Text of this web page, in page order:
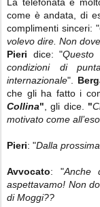
come è andata, di
complimenti sinceri: "
volevo dire. Non
Pieri dice: "Questo
condizioni di
internazionale".
che gli ha fatto i
Collina" , gli dice. "
motivato come
Pieri: "Dalla
Avvocato: "Anche
aspettavamo! Non
di Moggi??